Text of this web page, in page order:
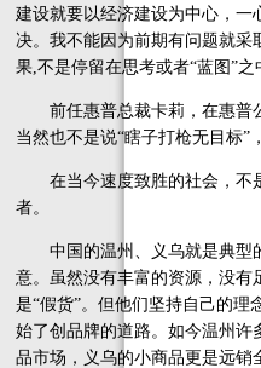
建设就要以经济建设为中心，一
决。我不能因为前期有问题就采
果,不是停留在思考或者“蓝图”之
前任惠普总裁卡莉，在惠普公
当然也不是说“瞎子打枪无目标”
在当今速度致胜的社会，不是
者。
中国的温州、义乌就是典型的
意。虽然没有丰富的资源，没有
是“假货”。但他们坚持自己的
始了创品牌的道路。如今温州许
品市场，义乌的小商品更是远销